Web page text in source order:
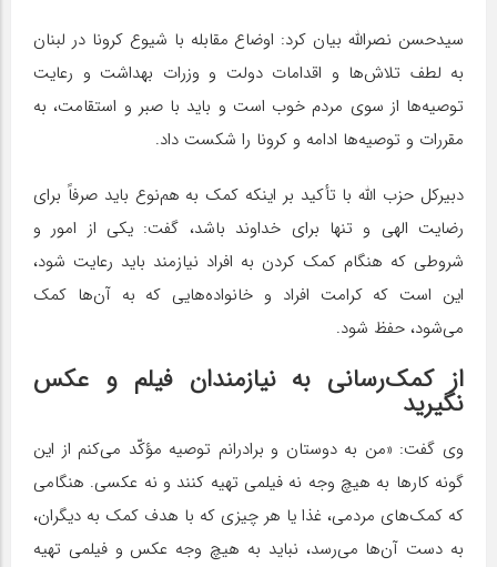
سید‌حسن نصرالله بیان کرد: اوضاع مقابله با شیوع کرونا در لبنان
به لطف تلاش‌ها و اقدامات دولت و وزرات بهداشت و رعایت
توصیه‌ها از سوی مردم خوب است و باید با صبر و استقامت، به
مقررات و توصیه‌ها ادامه و کرونا را شکست داد.
دبیرکل حزب الله با تأکید بر اینکه کمک به هم‌نوع باید صرفاً برای
رضایت الهی و تنها برای خداوند باشد، گفت: یکی از امور و
شروطی که هنگام کمک کردن به افراد نیازمند باید رعایت شود،
این است که کرامت افراد و خانواده‌هایی که به آن‌ها کمک
می‌شود، حفظ شود.
از کمک‌رسانی به نیازمندان فیلم و عکس
نگیرید
وی گفت: «من به دوستان و برادرانم توصیه مؤکّد می‌کنم از این
گونه کارها به هیچ وجه نه فیلمی تهیه کنند و نه عکسی. هنگامی
که کمک‌های مردمی، غذا یا هر چیزی که با هدف کمک به دیگران،
به دست آن‌ها می‌رسد، نباید به هیچ وجه عکس و فیلمی تهیه